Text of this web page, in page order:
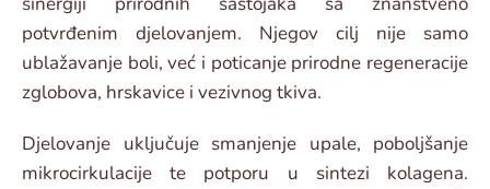
potvrđenim djelovanjem. Njegov cilj nije samo
ublažavanje boli, već i poticanje prirodne regeneracije
zglobova, hrskavice i vezivnog tkiva.
Djelovanje uključuje smanjenje upale, poboljšanje
mikrocirkulacije te potporu u sintezi kolagena.